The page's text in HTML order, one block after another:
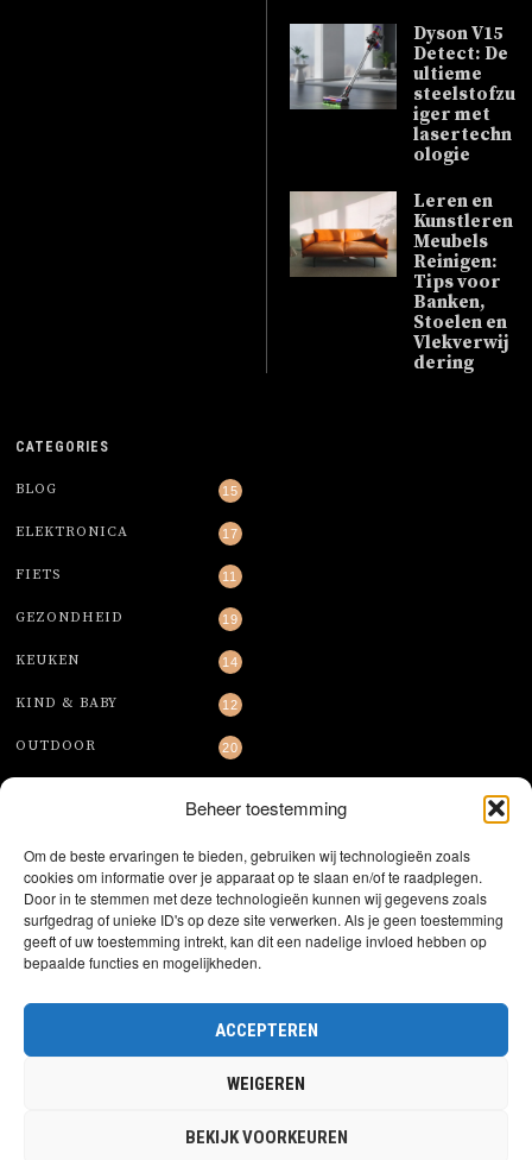
Beheer toestemming
Om de beste ervaringen te bieden, gebruiken wij technologieën zoals
cookies om informatie over je apparaat op te slaan en/of te raadplegen.
Door in te stemmen met deze technologieën kunnen wij gegevens zoals
surfgedrag of unieke ID's op deze site verwerken. Als je geen toestemming
geeft of uw toestemming intrekt, kan dit een nadelige invloed hebben op
bepaalde functies en mogelijkheden.
ACCEPTEREN
WEIGEREN
BEKIJK VOORKEUREN
Dyson V15
Detect: De
ultieme
steelstofzu
iger met
lasertechn
ologie
Leren en
Kunstleren
Meubels
Reinigen:
Tips voor
Banken,
Stoelen en
Vlekverwij
dering
CATEGORIES
BLOG 15
ELEKTRONICA 17
FIETS 11
GEZONDHEID 19
KEUKEN 14
KIND & BABY 12
OUTDOOR 20
WONEN 27
Copyright 2023. Bestekoopkeuze.nl. Alle Rechten voorbehouden.
Info@bestekoopkeuze.nl